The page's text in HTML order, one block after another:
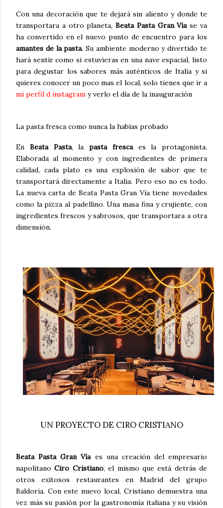
Con una decoración que te dejará sin aliento y donde te
transportara a otro planeta,Beata Pasta Gran Víase va
ha convertido en el nuevo punto de encuentro para los
amantes de la pasta. Su ambiente moderno y divertido te
hará sentir como si estuvieras en una nave espacial, listo
para degustar los sabores más auténticos de Italia y si
quieres conocer un poco mas el local, solo tienes que ir a
mi perfil d instagram y verlo el día de la inauguración
La pasta fresca como nunca la habías probado
En Beata Pasta, la pasta frescaes la protagonista.
Elaborada al momento y con ingredientes de primera
calidad, cada plato es una explosión de sabor que te
transportará directamente a Italia. Pero eso no es todo.
La nueva carta de Beata Pasta Gran Vía tiene novedades
como la pizza al padellino. Una masa fina y crujiente, con
ingredientes frescos y sabrosos, que transportara a otra
dimensión.
UN PROYECTO DE CIRO CRISTIANO
Beata Pasta Gran Víaes una creación del empresario
napolitanoCiro Cristiano, el mismo que está detrás de
otros exitosos restaurantes en Madrid del grupo
Baldoria. Con este nuevo local, Cristiano demuestra una
vez más su pasión por la gastronomía italiana y su visión